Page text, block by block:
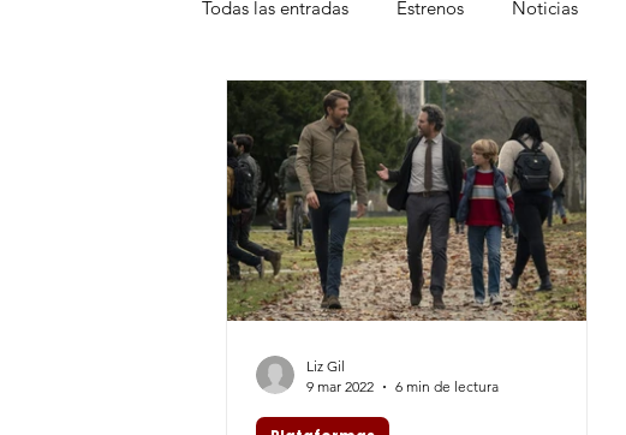
Todas las entradas Estrenos Noticias
Teatro Plataformas Entrevistas
Liz Gil
9 mar 2022
6 min de lectura